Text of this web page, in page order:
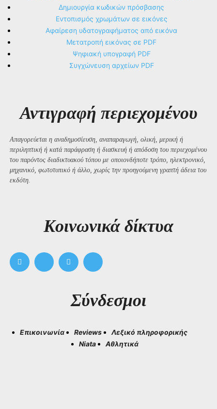
Δημιουργία κωδικών πρόσβασης
Εντοπισμός χρωμάτων σε εικόνες
Αφαίρεση υδατογραφήματος από εικόνα
Μετατροπή εικόνας σε PDF
Ψηφιακή υπογραφή PDF
Συγχώνευση αρχείων PDF
Αντιγραφή περιεχομένου
Απαγορεύεται η αναδημοσίευση, αναπαραγωγή, ολική, μερική ή
περιληπτική ή κατά παράφραση ή διασκευή ή απόδοση του περιεχομένου
του παρόντος διαδικτυακού τόπου με οποιονδήποτε τρόπο, ηλεκτρονικό,
μηχανικό, φωτοτυπικό ή άλλο, χωρίς την προηγούμενη γραπτή άδεια του
εκδότη.
Kοινωνικά δίκτυα
Σύνδεσμοι
Επικοινωνία Reviews
Λεξικό πληροφορικής
Niata
Αθλητικά